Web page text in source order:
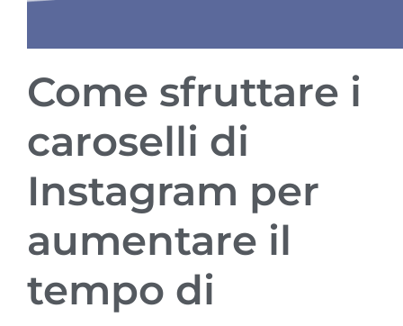
Come sfruttare i
caroselli di
Instagram per
aumentare il
tempo di